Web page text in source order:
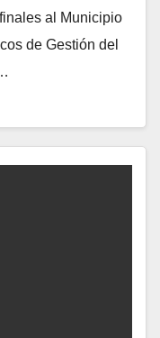
al Municipio
de Gestión del